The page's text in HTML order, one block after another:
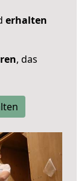
erhalten
, das